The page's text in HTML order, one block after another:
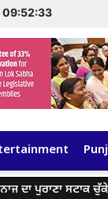
09:52:33
ਪੁਰਾਣਾ ਸਟਾਕ ਚੁੱਕੇਗੀ: